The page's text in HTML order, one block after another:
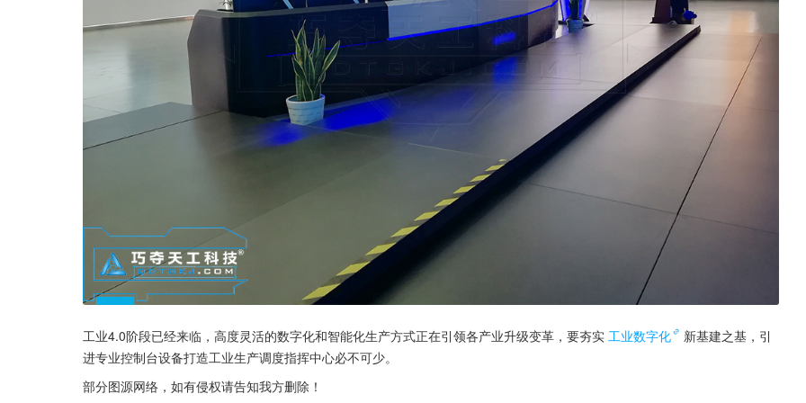
工业4.0阶段已经来临，高度灵活的数字化和智能化生产方式正在引领各产业升级变革，要夯实 工业数字化
新基建之基，引
进专业控制台设备打造工业生产调度指挥中心必不可少。
部分图源网络，如有侵权请告知我方删除！